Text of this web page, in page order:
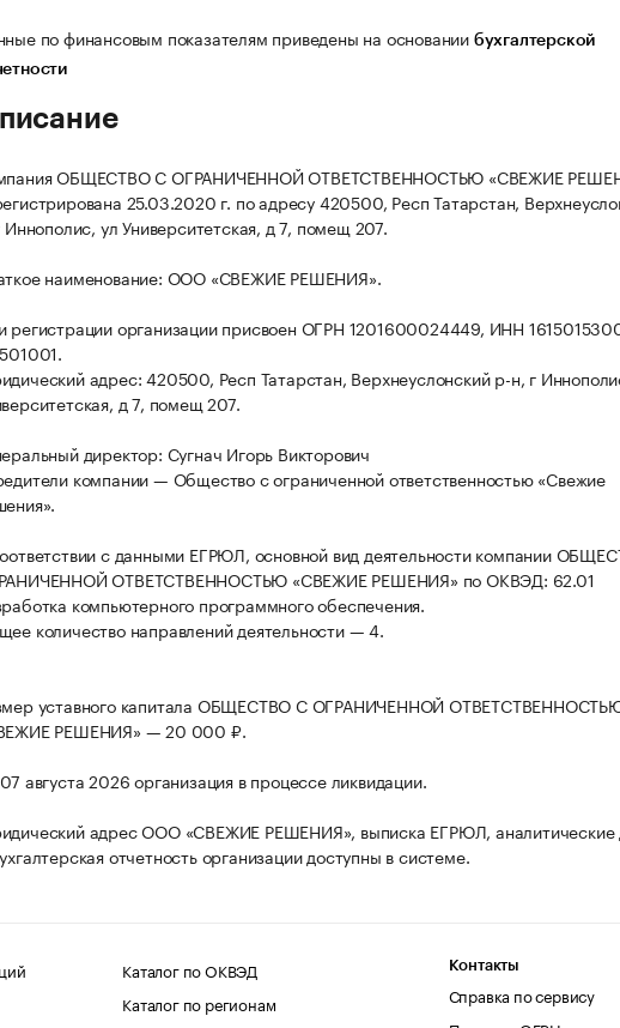
по финансовым показателям приведены на основании бухгалтерской
ОБЩЕСТВО С ОГРАНИЧЕННОЙ ОТВЕТСТВЕННОСТЬЮ «СВЕЖИЕ
25.03.2020 г. по адресу 420500, Респ Татарстан,
Иннополис, ул Университетская, д 7, помещ 207.
наименование: ООО «СВЕЖИЕ РЕШЕНИЯ».
регистрации организации присвоен ОГРН 1201600024449, ИНН
адрес: 420500, Респ Татарстан, Верхнеуслонский р-н, г
д 7, помещ 207.
директор: Сугнач Игорь Викторович
компании — Общество с ограниченной ответственностью «Свежие
с данными ЕГРЮЛ, основной вид деятельности компании
ОТВЕТСТВЕННОСТЬЮ «СВЕЖИЕ РЕШЕНИЯ» по ОКВЭД: 62.01
компьютерного программного обеспечения.
количество направлений деятельности — 4.
уставного капитала ОБЩЕСТВО С ОГРАНИЧЕННОЙ
РЕШЕНИЯ» — 20 000 ₽.
августа 2026 организация в процессе ликвидации.
адрес ООО «СВЕЖИЕ РЕШЕНИЯ», выписка ЕГРЮЛ, аналитические
отчетность организации доступны в системе.
Каталог по ОКВЭД
Каталог по регионам
Контакты
Справка по сервису